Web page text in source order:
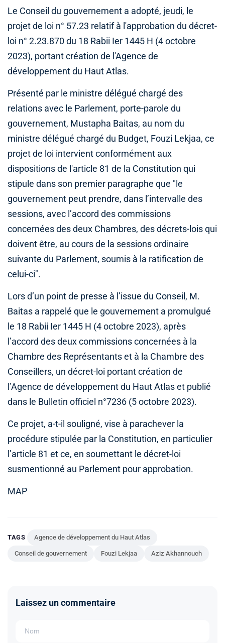
Le Conseil du gouvernement a adopté, jeudi, le
projet de loi n° 57.23 relatif à l'approbation du décret-
loi n° 2.23.870 du 18 Rabii Ier 1445 H (4 octobre
2023), portant création de l'Agence de
développement du Haut Atlas.
Présenté par le ministre délégué chargé des
relations avec le Parlement, porte-parole du
gouvernement, Mustapha Baitas, au nom du
ministre délégué chargé du Budget, Fouzi Lekjaa, ce
projet de loi intervient conformément aux
dispositions de l'article 81 de la Constitution qui
stipule dans son premier paragraphe que "le
gouvernement peut prendre, dans l’intervalle des
sessions, avec l’accord des commissions
concernées des deux Chambres, des décrets-lois qui
doivent être, au cours de la sessions ordinaire
suivante du Parlement, soumis à la ratification de
celui-ci".
Lors d’un point de presse à l’issue du Conseil, M.
Baitas a rappelé que le gouvernement a promulgué
le 18 Rabii Ier 1445 H (4 octobre 2023), après
l’accord des deux commissions concernées à la
Chambre des Représentants et à la Chambre des
Conseillers, un décret-loi portant création de
l’Agence de développement du Haut Atlas et publié
dans le Bulletin officiel n°7236 (5 octobre 2023).
Ce projet, a-t-il souligné, vise à parachever la
procédure stipulée par la Constitution, en particulier
l’article 81 et ce, en soumettant le décret-loi
susmentionné au Parlement pour approbation.
MAP
TAGS Agence de développement du Haut Atlas
Conseil de gouvernement Fouzi Lekjaa Aziz Akhannouch
Laissez un commentaire